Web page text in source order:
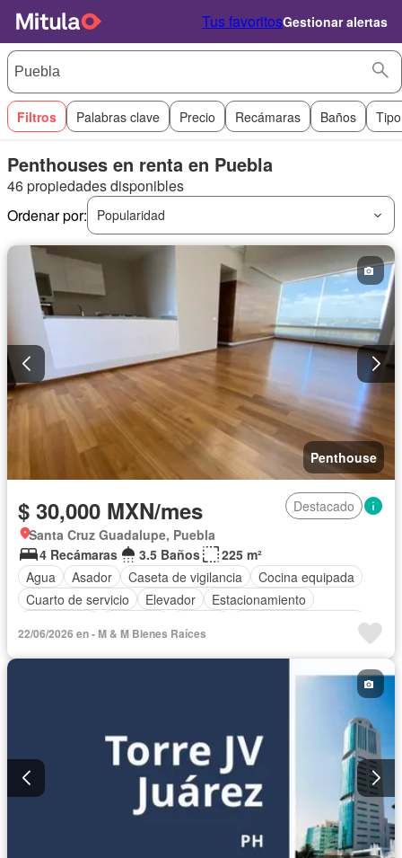
Tus favoritosGestionar alertas
Filtros Palabras clave Precio Recámaras Baños
Penthouses en renta en Puebla
46 propiedades disponibles
Ordenar por:
Popularidad
Penthouse
$ 30,000 MXN/mes
Destacado
Santa Cruz Guadalupe, Puebla
4 Recámaras
3.5 Baños
225 m²
Agua
Asador Caseta de vigilancia
Cocina equipada
Cuarto de servicio
Elevador
Estacionamiento
Azotea
Seguridad Wifi
22/06/2026 en - M & M Bienes Raíces